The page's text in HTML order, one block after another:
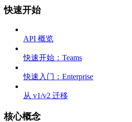
快速开始
API 概览
快速开始：Teams
快速入门：Enterprise
从 v1/v2 迁移
核心概念